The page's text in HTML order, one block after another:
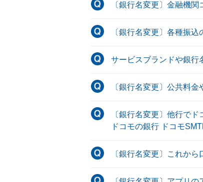
〔銀行名変更〕金融機
〔銀行名変更〕各種振
サービスブランドや銀行
〔銀行名変更〕公共料
〔銀行名変更〕他行で
ドコモの銀行 ドコモ
〔銀行名変更〕これか